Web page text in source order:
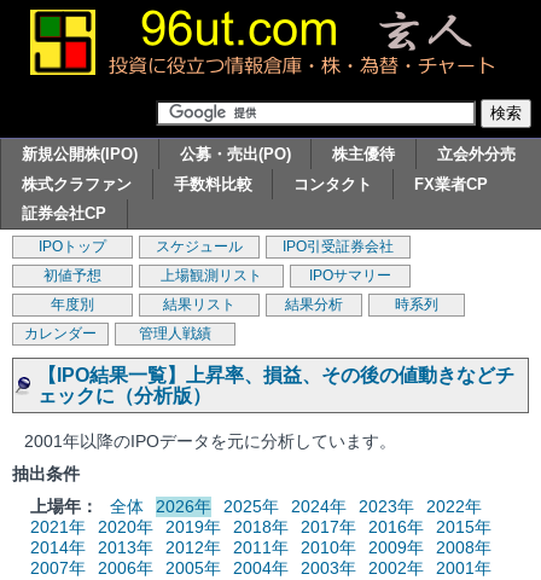
新規公開株(IPO) 公募・売出(PO) 株主優待
立会外分売
株式クラファン
手数料比較 コンタクト
FX業者CP
証券会社CP
IPOトップ スケジュール
IPO引受証券会社
初値予想
上場観測リスト
IPOサマリー
年度別
結果リスト 結果分析
時系列
カレンダー
管理人戦績
【IPO結果一覧】上昇率、損益、その後の値動きなどチ
ェックに（分析版）
2001年以降のIPOデータを元に分析しています。
抽出条件
上場年：
全体 2026年 2025年 2024年 2023年
2022年
2021年
2020年 2019年 2018年 2017年 2016年
2015年
2014年
2013年 2012年 2011年 2010年 2009年
2008年
2007年
2006年 2005年 2004年 2003年 2002年
2001年